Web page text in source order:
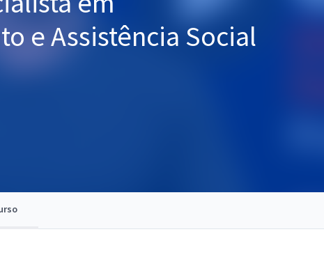
e Assistência Social